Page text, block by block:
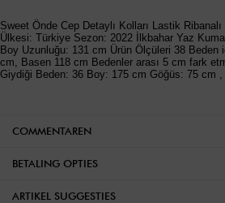
Sweet Önde Cep Detaylı Kolları Lastik
Ülkesi: Türkiye Sezon: 2022 İlkbahar Yaz
Boy Uzunluğu: 131 cm Ürün Ölçüleri 38
cm, Basen 118 cm Bedenler arası 5 cm fark
Giydiği Beden: 36 Boy: 175 cm Göğüs: 75 cm
COMMENTAREN
BETALING OPTIES
ARTIKEL SUGGESTIES